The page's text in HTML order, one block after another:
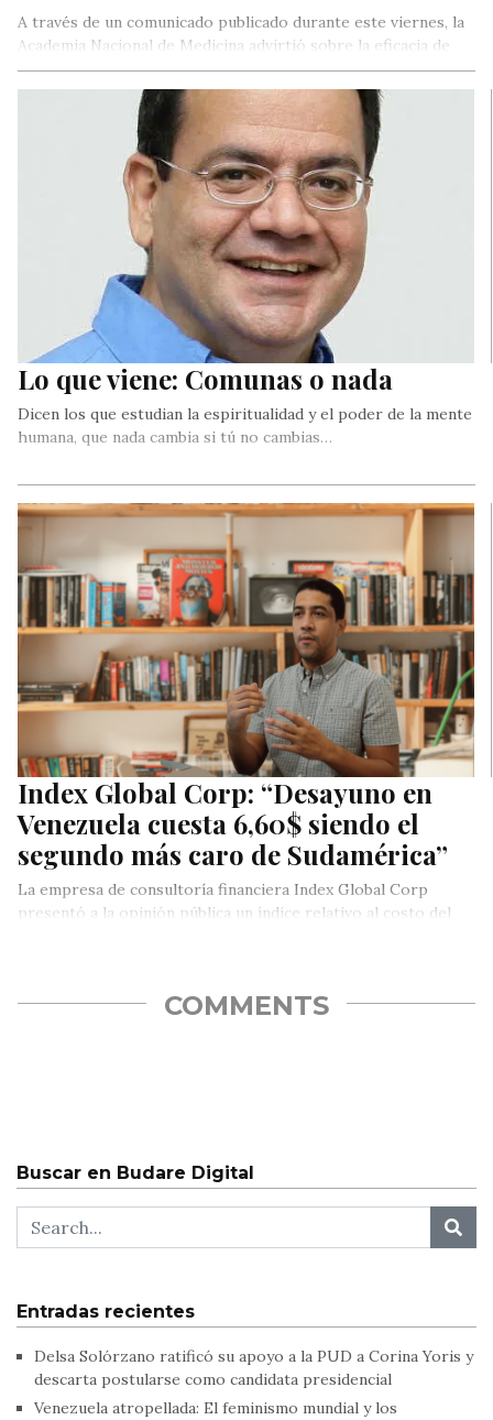
A través de un comunicado publicado durante este viernes, la
Academia Nacional de Medicina advirtió sobre la eficacia de
las…
Lo que viene: Comunas o nada
Dicen los que estudian la espiritualidad y el poder de la mente
humana, que nada cambia si tú no cambias…
Index Global Corp: “Desayuno en
Venezuela cuesta 6,60$ siendo el
segundo más caro de Sudamérica”
La empresa de consultoría financiera Index Global Corp
presentó a la opinión pública un índice relativo al costo del
COMMENTS
Buscar en Budare Digital
Entradas recientes
Delsa Solórzano ratificó su apoyo a la PUD a Corina Yoris y
descarta postularse como candidata presidencial
Venezuela atropellada: El feminismo mundial y los